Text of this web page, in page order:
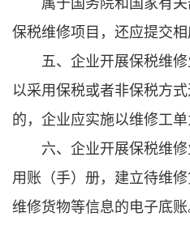
属于国务院和国家有
保税维修项目，还应提交相
五、企业开展保税维
以采用保税或者非保税方
的，企业应实施以维修工单
六、企业开展保税维
用账（手）册，建立待维
维修货物等信息的电子底